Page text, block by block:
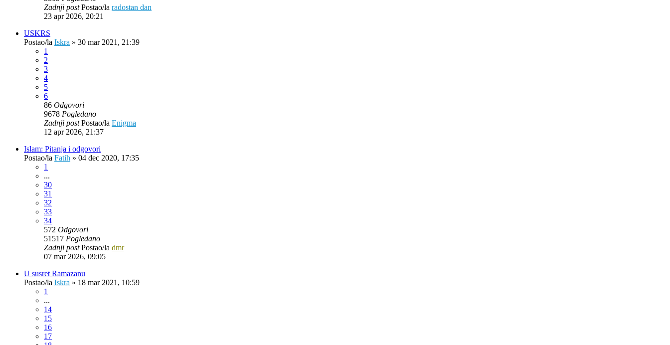
Zadnji postPostao/la radostan dan
23 apr 2026, 20:21
USKRS
Postao/la Iskra » 30 mar 2021, 21:39
1
2
3
4
5
6
86 Odgovori
9678 Pogledano
Zadnji postPostao/la Enigma
12 apr 2026, 21:37
Islam: Pitanja i odgovori
Postao/la Fatih » 04 dec 2020, 17:35
1
...
30
31
32
33
34
572 Odgovori
51517 Pogledano
Zadnji postPostao/la dmr
07 mar 2026, 09:05
U susret Ramazanu
Postao/la Iskra » 18 mar 2021, 10:59
1
...
14
15
16
17